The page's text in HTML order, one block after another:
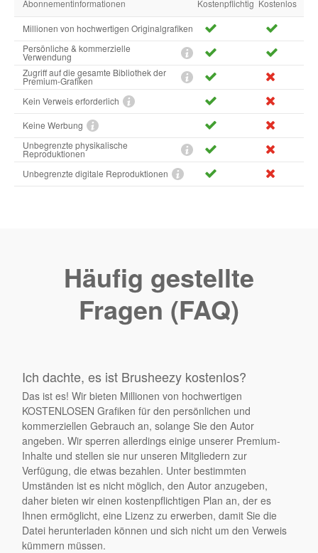
Abonnementinformationen Kostenpflichtig Kostenlos
Millionen von hochwertigen Originalgrafiken
Persönliche & kommerzielle
Verwendung
Zugriff auf die gesamte Bibliothek der
Premium-Grafiken
Kein Verweis erforderlich
Keine Werbung
Unbegrenzte physikalische
Reproduktionen
Unbegrenzte digitale Reproduktionen
Häufig gestellte
Fragen (FAQ)
Ich dachte, es ist Brusheezy kostenlos?
Das ist es! Wir bieten Millionen von hochwertigen
KOSTENLOSEN Grafiken für den persönlichen und
kommerziellen Gebrauch an, solange Sie den Autor
angeben. Wir sperren allerdings einige unserer Premium-
Inhalte und stellen sie nur unseren Mitgliedern zur
Verfügung, die etwas bezahlen. Unter bestimmten
Umständen ist es nicht möglich, den Autor anzugeben,
daher bieten wir einen kostenpflichtigen Plan an, der es
Ihnen ermöglicht, eine Lizenz zu erwerben, damit Sie die
Datei herunterladen können und sich nicht um den Verweis
kümmern müssen.